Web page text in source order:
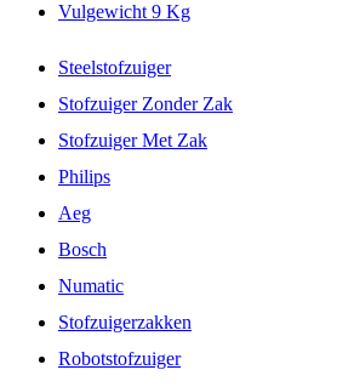
Vulgewicht 9 Kg
Steelstofzuiger
Stofzuiger Zonder Zak
Stofzuiger Met Zak
Philips
Aeg
Bosch
Numatic
Stofzuigerzakken
Robotstofzuiger